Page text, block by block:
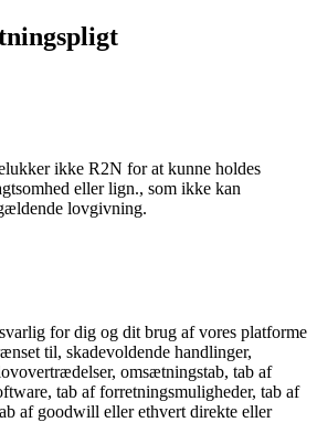
ikke R2N for at kunne holdes
eller lign., som ikke kan
lovgivning.
for dig og dit brug af vores platforme
til, skadevoldende handlinger,
omsætningstab, tab af
tab af forretningsmuligheder, tab af
af goodwill eller ethvert direkte eller